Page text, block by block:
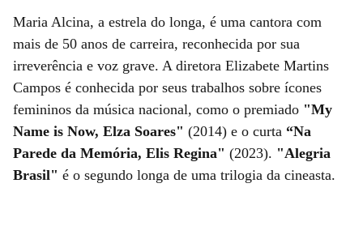
Maria Alcina, a estrela do longa, é uma cantora com
mais de 50 anos de carreira, reconhecida por sua
irreverência e voz grave. A diretora Elizabete Martins
Campos é conhecida por seus trabalhos sobre ícones
femininos da música nacional, como o premiado "My
Name is Now, Elza Soares" (2014) e o curta “Na
Parede da Memória, Elis Regina" (2023). "Alegria
Brasil" é o segundo longa de uma trilogia da cineasta.